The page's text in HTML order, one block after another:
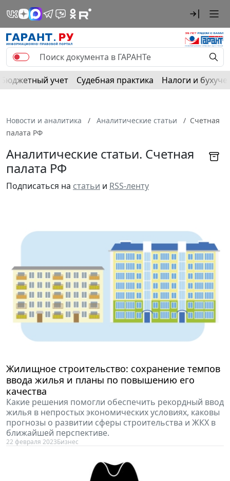
Бюджетный учет Судебная практика Налоги и
Новости и аналитика Аналитические статьи
Счетная
палата РФ
Аналитические статьи. Счетная
палата РФ
Подписаться на статьи и RSS-ленту
Жилищное строительство: сохранение темпов
ввода жилья и планы по повышению его
качества
Какие решения помогли обеспечить рекордный ввод
жилья в непростых экономических условиях, каковы
прогнозы о развитии сферы строительства и ЖКХ в
ближайшей перспективе.
22 февраля 2023Бизнес